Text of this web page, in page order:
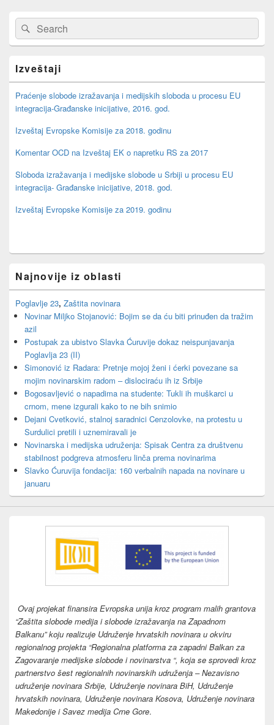
Primary
Sidebar
Widget
Area
Search
for:
Search
Izveštaji
Praćenje slobode izražavanja i medijskih sloboda u procesu EU
integracija-Građanske inicijative, 2016. god.
Izveštaj Evropske Komisije za 2018. godinu
Komentar OCD na Izveštaj EK o napretku RS za 2017
Sloboda izražavanja i medijske slobode u Srbiji u procesu EU
integracija- Građanske inicijative, 2018. god.
Izveštaj Evropske Komisije za 2019. godinu
Najnovije iz oblasti
Poglavlje 23, Zaštita novinara
Novinar Miljko Stojanović: Bojim se da ću biti prinuđen da tražim
azil
Postupak za ubistvo Slavka Ćuruvije dokaz neispunjavanja
Poglavlja 23 (II)
Simonović iz Radara: Pretnje mojoj ženi i ćerki povezane sa
mojim novinarskim radom – dislociraću ih iz Srbije
Bogosavljević o napadima na studente: Tukli ih muškarci u
crnom, mene izgurali kako to ne bih snimio
Dejani Cvetković, stalnoj saradnici Cenzolovke, na protestu u
Surdulici pretili i uznemiravali je
Novinarska i medijska udruženja: Spisak Centra za društvenu
stabilnost podgreva atmosferu linča prema novinarima
Slavko Ćuruvija fondacija: 160 verbalnih napada na novinare u
januaru
Ovaj projekat finansira Evropska unija kroz program malih grantova
“Zaštita slobode medija i slobode izražavanja na Zapadnom
Balkanu” koju realizuje Udruženje hrvatskih novinara u okviru
regionalnog projekta “Regionalna platforma za zapadni Balkan za
Zagovaranje medijske slobode i novinarstva “, koja se sprovedi kroz
partnerstvo šest regionalnih novinarskih udruženja – Nezavisno
udruženje novinara Srbije, Udruženje novinara BiH, Udruženje
hrvatskih novinara, Udruženje novinara Kosova, Udruženje novinara
Makedonije i Savez medija Crne Gore.